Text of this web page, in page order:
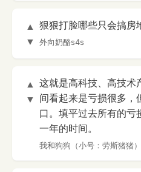
▲
▼
狠狠打脸哪些只会搞房
外向奶酪s4s
▲
▼
这就是高科技、高技术
间看起来是亏损很多，
口。填平过去所有的亏
一年的时间。
我和狗狗（小号：劳斯猪猪）